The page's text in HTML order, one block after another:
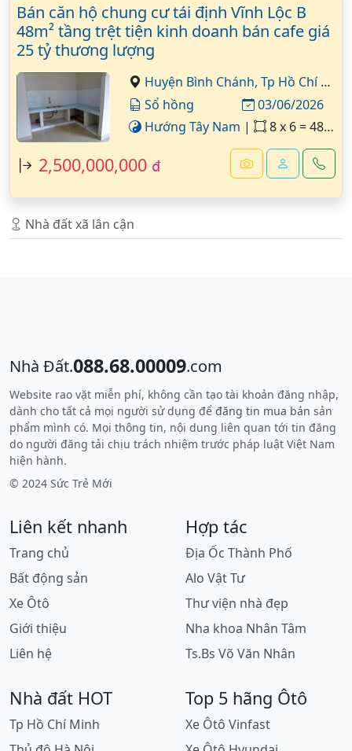
Bán căn hộ chung cư tái định Vĩnh Lộc B
48m² tầng trệt tiện kinh doanh bán cafe giá
25 tỷ thương lượng
Huyện Bình Chánh,Tp Hồ Chí Minh
Sổ hồng
03/06/2026
Hướng Tây Nam | 8 x 6 = 48 m²
2,500,000,000 đ
Nhà đất xã lân cận
Nhà Đất.088.68.00009.com
Website rao vặt miễn phí, không cần tạo tài khoản đăng nhập,
dành cho tất cả mọi người sử dụng để đăng tin mua bán sản
phẩm mình có. Mọi thông tin, nội dung liên quan tới tin đăng
do người đăng tải chịu trách nhiệm trước pháp luật Việt Nam
hiện hành.
© 2024 Sức Trẻ Mới
Liên kết nhanh
Trang chủ
Bất động sản
Xe Ôtô
Giới thiệu
Liên hệ
Hợp tác
Địa Ốc Thành Phố
Alo Vật Tư
Thư viện nhà đẹp
Nha khoa Nhân Tâm
Ts.Bs Võ Văn Nhân
Nhà đất HOT
Tp Hồ Chí Minh
Top 5 hãng Ôtô
Xe Ôtô Vinfast